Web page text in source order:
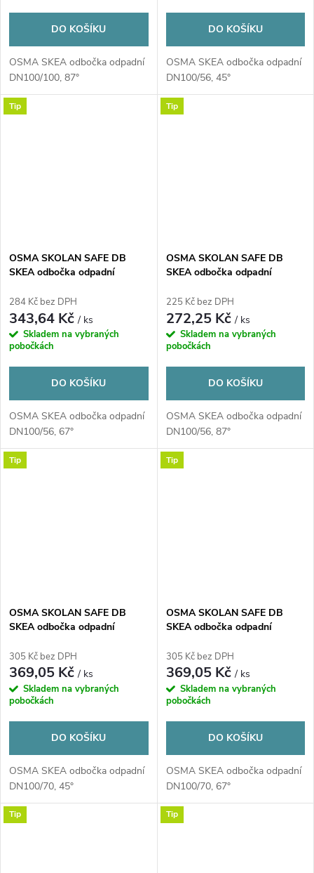
DO KOŠÍKU
OSMA SKEA odbočka odpadní
DN100/100, 87°
DO KOŠÍKU
OSMA SKEA odbočka odpadní
DN100/56, 45°
Tip
OSMA SKOLAN SAFE DB
SKEA odbočka odpadní
PP, bílá
284 Kč bez DPH
343,64 Kč/ ks
Skladem na vybraných
pobočkách
DO KOŠÍKU
OSMA SKEA odbočka odpadní
DN100/56, 67°
Tip
OSMA SKOLAN SAFE DB
SKEA odbočka odpadní
PP, bílá
225 Kč bez DPH
272,25 Kč/ ks
Skladem na vybraných
pobočkách
DO KOŠÍKU
OSMA SKEA odbočka odpadní
DN100/56, 87°
Tip
OSMA SKOLAN SAFE DB
SKEA odbočka odpadní
PP, bílá
305 Kč bez DPH
369,05 Kč/ ks
Skladem na vybraných
pobočkách
DO KOŠÍKU
OSMA SKEA odbočka odpadní
DN100/70, 45°
Tip
OSMA SKOLAN SAFE DB
SKEA odbočka odpadní
PP, bílá
305 Kč bez DPH
369,05 Kč/ ks
Skladem na vybraných
pobočkách
DO KOŠÍKU
OSMA SKEA odbočka odpadní
DN100/70, 67°
Tip Tip